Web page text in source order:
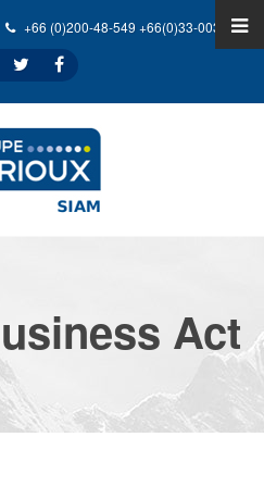
+66 (0)200-48-549 +66(0)33-0032-31
Act